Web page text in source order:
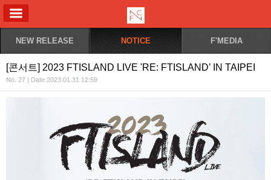
NEW RELEASE NOTICE F'MEDIA
[콘서트] 2023 FTISLAND LIVE 'RE: FTISLAND’ IN TAIPEI
No. 27 | Date 2023.01.31 12:59